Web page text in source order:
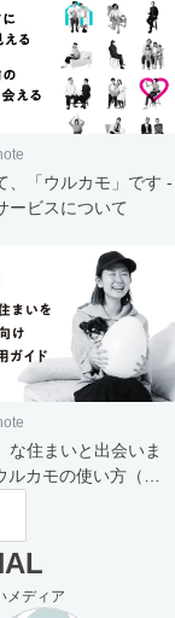
、「ウルカモ」です -
ービスについて
な住まいと出会いま
カモの使い方（買
メディア